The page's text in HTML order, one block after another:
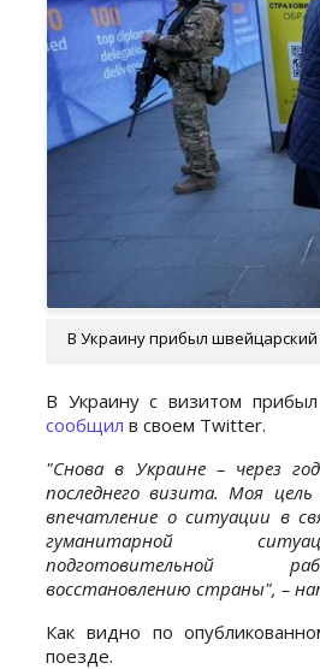
В Украину прибыл
В Украину с визитом
сообщил в своем Twitter.
"Снова в Украине – через
последнего визита. Моя
впечатление о ситуации в
гуманитарной
подготовительной
восстановлению страны", –
Как видно по
поезде.